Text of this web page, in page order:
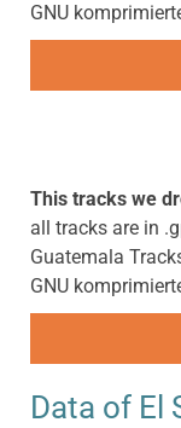
GNU
This tracks we
all tracks are in
Guatemala
GNU
Data of El